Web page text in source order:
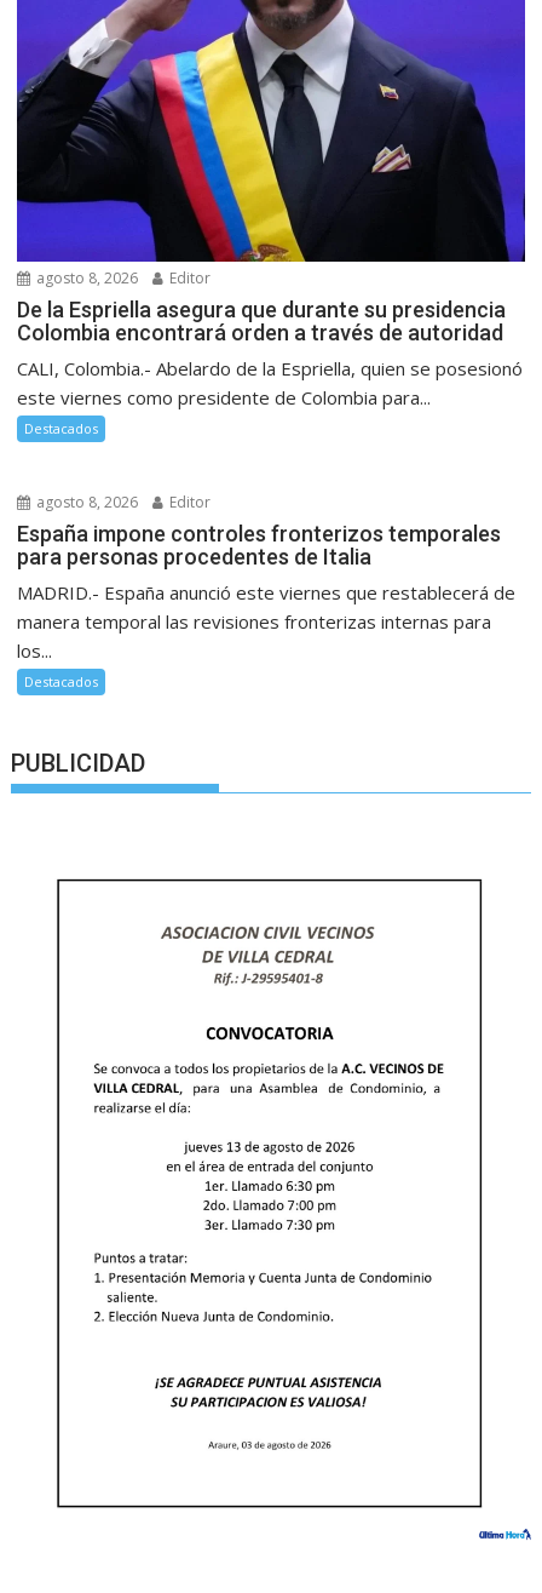
agosto 8, 2026 Editor
De la Espriella asegura que durante su presidencia
Colombia encontrará orden a través de autoridad
CALI, Colombia.- Abelardo de la Espriella, quien se posesionó
este viernes como presidente de Colombia para...
Destacados
agosto 8, 2026 Editor
España impone controles fronterizos temporales
para personas procedentes de Italia
MADRID.- España anunció este viernes que restablecerá de
manera temporal las revisiones fronterizas internas para
los...
Destacados
PUBLICIDAD